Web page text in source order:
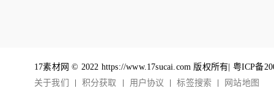
17素材网 © 2022 https://www.17sucai.com 版权所有| 粤ICP备
关于我们
积分获取 用户协议 标签搜索 网站地图